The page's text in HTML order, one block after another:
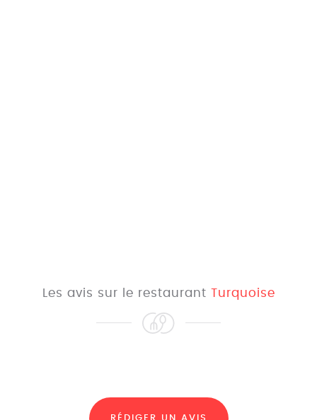
Les avis sur le restaurant Turquoise